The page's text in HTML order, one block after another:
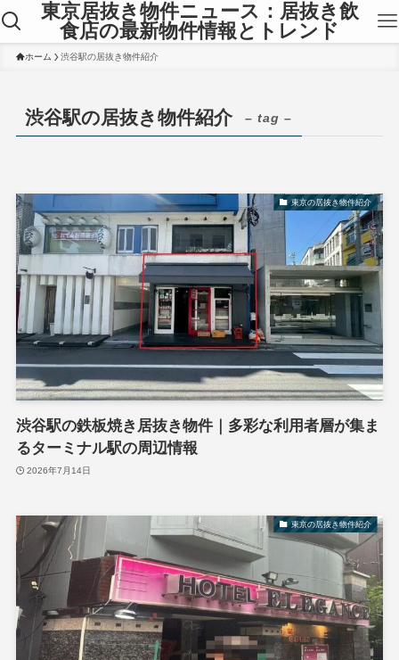
東京居抜き物件ニュース：居抜き飲
食店の最新物件情報とトレンド
ホーム 渋谷駅の居抜き物件紹介
渋谷駅の居抜き物件紹介 – tag –
東京の居抜き物件紹介
渋谷駅の鉄板焼き居抜き物件｜多彩な利用者層が集ま
るターミナル駅の周辺情報
2026年7月14日
東京の居抜き物件紹介